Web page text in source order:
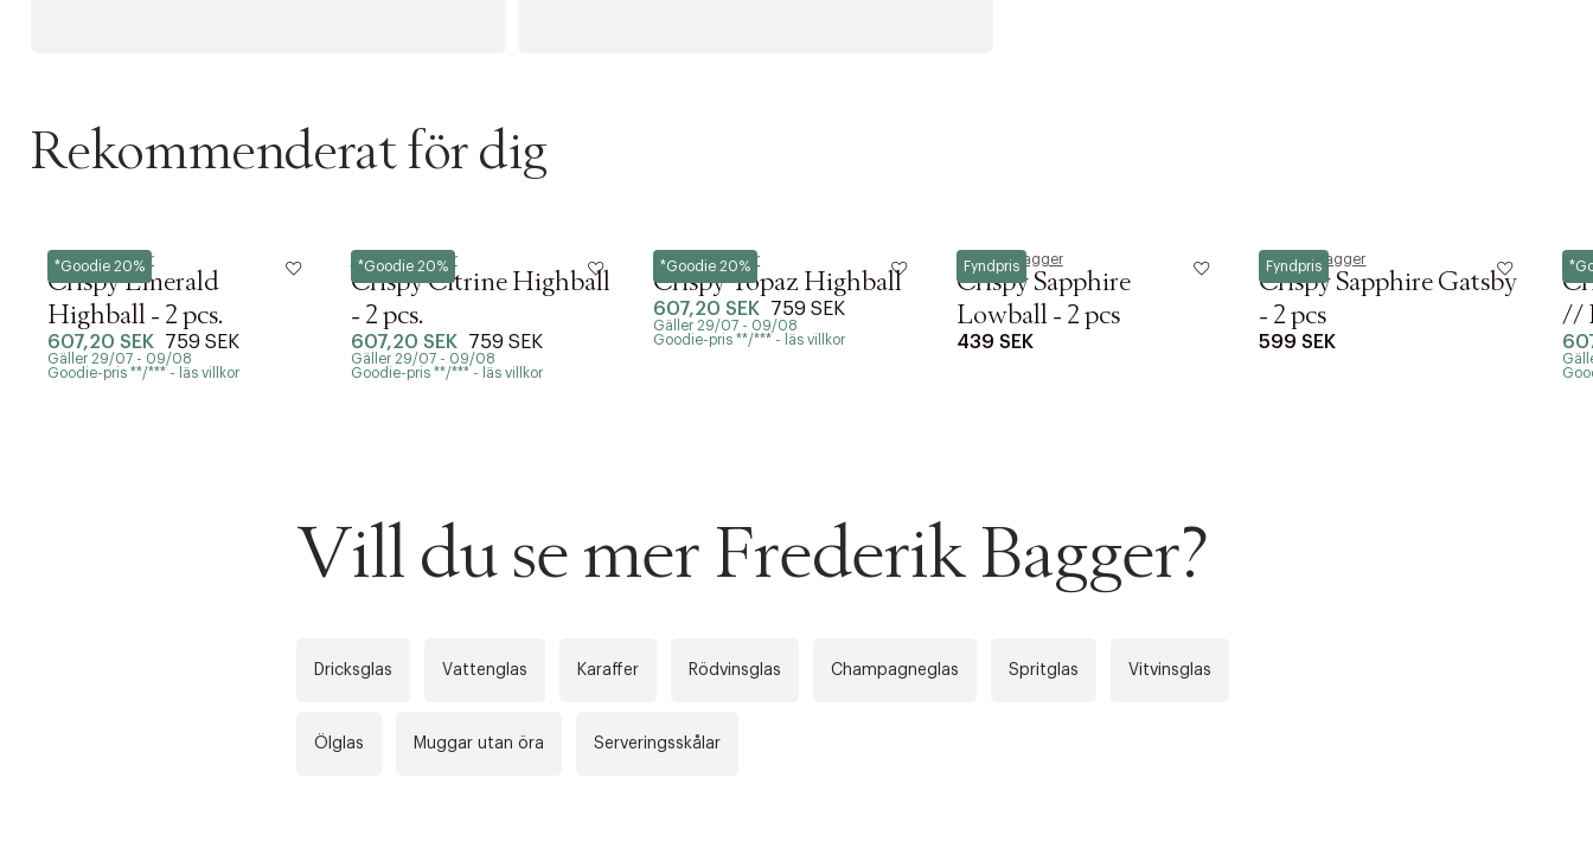
Rekommenderat för dig
*Goodie 20%
Frederik Bagger
Crispy Emerald
Highball - 2 pcs.
607,20 SEK 759 SEK
Gäller 29/07 - 09/08
Goodie-pris **/*** - läs villkor
*Goodie 20%
Frederik Bagger
Crispy Citrine Highball
- 2 pcs.
607,20 SEK 759 SEK
Gäller 29/07 - 09/08
Goodie-pris **/*** - läs villkor
*Goodie 20%
Frederik Bagger
Crispy Topaz Highball
607,20 SEK 759 SEK
Gäller 29/07 - 09/08
Goodie-pris **/*** - läs villkor
Fyndpris
Frederik Bagger
Crispy Sapphire
Lowball - 2 pcs
439 SEK
Fyndpris
Frederik Bagger
Crispy Sapphire Gatsby
- 2 pcs
599 SEK
//
Vill du se mer Frederik Bagger?
Dricksglas Vattenglas Karaffer Rödvinsglas Champagneglas Spritglas Vitvinsglas
Ölglas Muggar utan öra Serveringsskålar
Leveranstid: 2-5 arbetsdagar.
Retur 30 dagar.
WE CARE ABOUT PERSONAL DATA
Øv vi kan desværre ikke vise dig denne video. Tillad statistiske cookies for at kunne se
PRODUKTEN HITTADES TYVÄRR INTE